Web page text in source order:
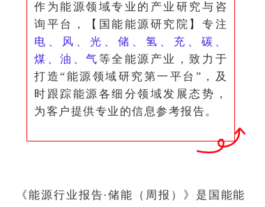
作为能源领域专业的产业研究与咨
询平台，【国能能源研究院】专注
电、风、光、储、氢、充、碳、
煤、油、气等全能源产业，致力于
打造“能源领域研究第一平台”，及
时跟踪能源各细分领域发展态势，
为客户提供专业的信息参考报告。
《能源行业报告·储能（周报）》是国能能